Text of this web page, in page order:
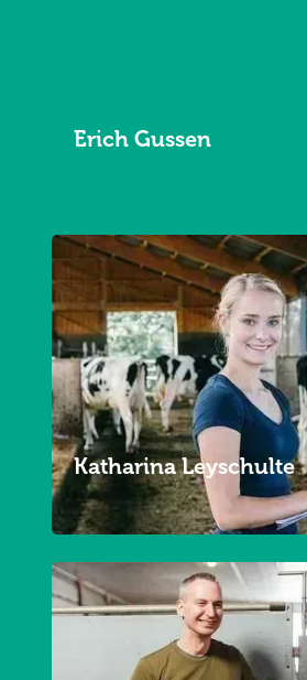
Erich Gussen
Katharina Leyschulte